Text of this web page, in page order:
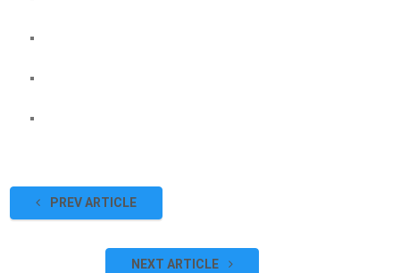
PREV ARTICLE
NEXT ARTICLE